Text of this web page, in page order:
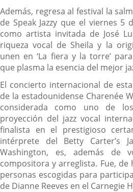
Además, regresa al festival la
de Speak Jazzy que el viernes 5
como artista invitada de José
riqueza vocal de Sheila y la
unen en ‘La fiera y la torre’
que plasma la esencia del mejor
El concierto internacional de
de la estadounidense Charenée
considerada como uno de
proyección del jazz vocal
finalista en el prestigioso
intérprete del Betty Carter’s
Washington, es, además de
compositora y arreglista. Fue,
personas escogidas para
de Dianne Reeves en el Carnegie